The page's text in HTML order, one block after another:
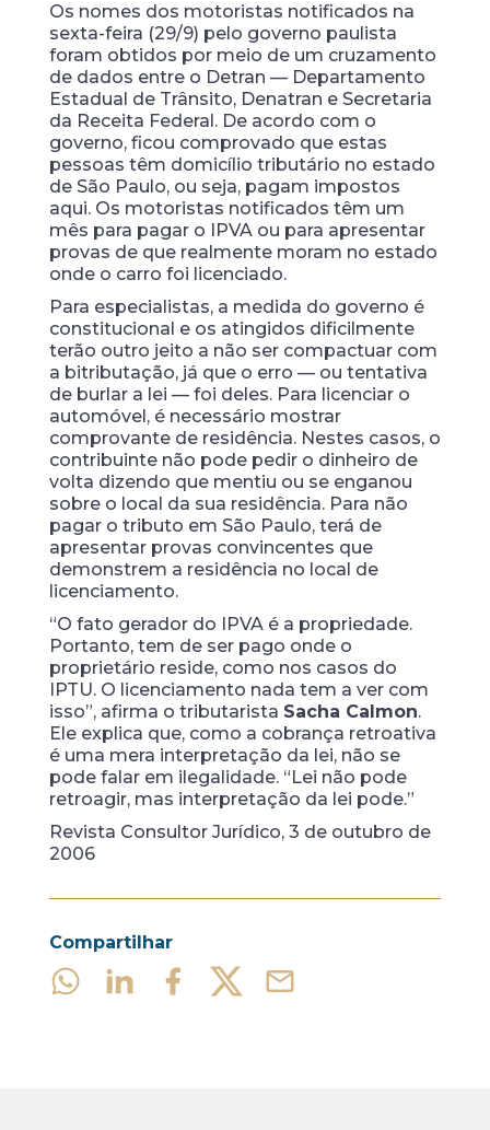
Os nomes dos motoristas notificados na
sexta-feira (29/9) pelo governo paulista
foram obtidos por meio de um cruzamento
de dados entre o Detran — Departamento
Estadual de Trânsito, Denatran e Secretaria
da Receita Federal. De acordo com o
governo, ficou comprovado que estas
pessoas têm domicílio tributário no estado
de São Paulo, ou seja, pagam impostos
aqui. Os motoristas notificados têm um
mês para pagar o IPVA ou para apresentar
provas de que realmente moram no estado
onde o carro foi licenciado.
Para especialistas, a medida do governo é
constitucional e os atingidos dificilmente
terão outro jeito a não ser compactuar com
a bitributação, já que o erro — ou tentativa
de burlar a lei — foi deles. Para licenciar o
automóvel, é necessário mostrar
comprovante de residência. Nestes casos, o
contribuinte não pode pedir o dinheiro de
volta dizendo que mentiu ou se enganou
sobre o local da sua residência. Para não
pagar o tributo em São Paulo, terá de
apresentar provas convincentes que
demonstrem a residência no local de
licenciamento.
“O fato gerador do IPVA é a propriedade.
Portanto, tem de ser pago onde o
proprietário reside, como nos casos do
IPTU. O licenciamento nada tem a ver com
isso”, afirma o tributarista Sacha Calmon.
Ele explica que, como a cobrança retroativa
é uma mera interpretação da lei, não se
pode falar em ilegalidade. “Lei não pode
retroagir, mas interpretação da lei pode.”
Revista Consultor Jurídico, 3 de outubro de
2006
Compartilhar